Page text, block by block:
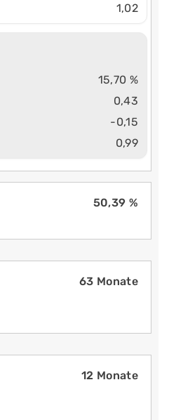
1,02
15,70 %
0,43
-0,15
0,99
50,39 %
63 Monate
12 Monate